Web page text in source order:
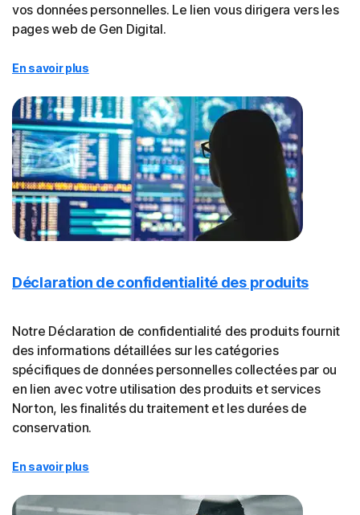
vos données personnelles. Le lien vous dirigera vers les
pages web de Gen Digital.
En savoir plus
Déclaration de confidentialité des produits
Notre Déclaration de confidentialité des produits fournit
des informations détaillées sur les catégories
spécifiques de données personnelles collectées par ou
en lien avec votre utilisation des produits et services
Norton, les finalités du traitement et les durées de
conservation.
En savoir plus